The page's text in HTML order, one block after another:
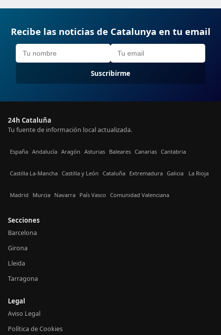
Recibe las noticias de Catalunya en tu email
Suscribirme
24h Cataluña
Tu fuente de información local actualizada.
España Andalucía Aragón Asturias Baleares Canarias Cantabria
Castilla La-Mancha Castilla y León Cataluña Extremadura Galicia La Rioja
Madrid Murcia Navarra País Vasco Comunidad Valenciana
Secciones
Barcelona
Girona
Lleida
Tarragona
Legal
Aviso Legal
Política de Cookies